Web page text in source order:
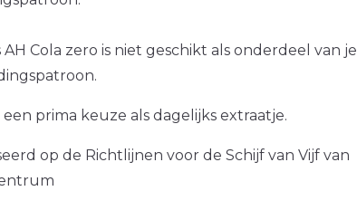
AH Cola zero is niet geschikt als onderdeel van je
een prima keuze als dagelijks extraatje.
op de Richtlijnen voor de Schijf van Vijf van